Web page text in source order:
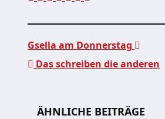
Gsella am Donnerstag
Das schreiben die anderen
ÄHNLICHE BEITRÄGE